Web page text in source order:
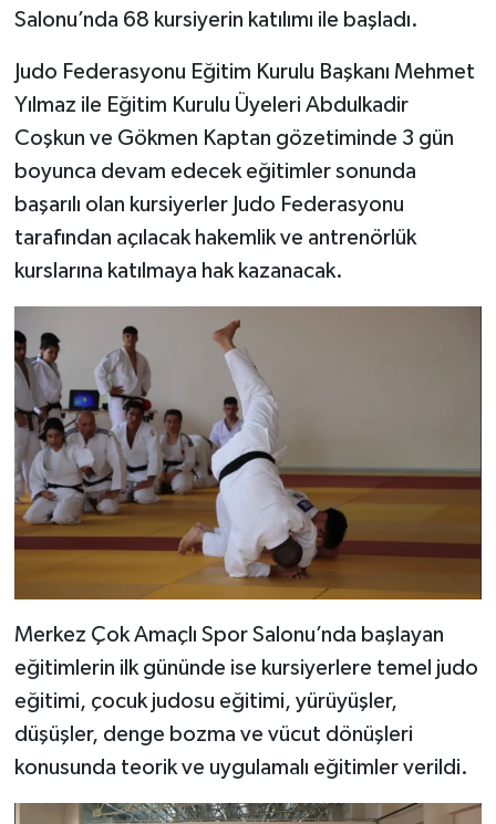
Salonu’nda 68 kursiyerin katılımı ile başladı.
Judo Federasyonu Eğitim Kurulu Başkanı Mehmet
Yılmaz ile Eğitim Kurulu Üyeleri Abdulkadir
Coşkun ve Gökmen Kaptan gözetiminde 3 gün
boyunca devam edecek eğitimler sonunda
başarılı olan kursiyerler Judo Federasyonu
tarafından açılacak hakemlik ve antrenörlük
kurslarına katılmaya hak kazanacak.
Merkez Çok Amaçlı Spor Salonu’nda başlayan
eğitimlerin ilk gününde ise kursiyerlere temel judo
eğitimi, çocuk judosu eğitimi, yürüyüşler,
düşüşler, denge bozma ve vücut dönüşleri
konusunda teorik ve uygulamalı eğitimler verildi.